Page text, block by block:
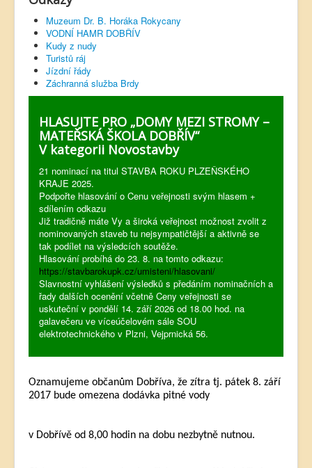
Muzeum Dr. B. Horáka Rokycany
VODNÍ HAMR DOBŘÍV
Kudy z nudy
Turistů ráj
Jízdní řády
Záchranná služba Brdy
HLASUJTE PRO „DOMY MEZI STROMY –
MATEŘSKÁ ŠKOLA DOBŘÍV“
V kategorii Novostavby
21 nominací na titul STAVBA ROKU PLZEŇSKÉHO
KRAJE 2025.
Podpořte hlasování o Cenu veřejnosti svým hlasem +
sdílením odkazu
Již tradičně máte Vy a široká veřejnost možnost zvolit z
nominovaných staveb tu nejsympatičtější a aktivně se
tak podílet na výsledcích soutěže.
Hlasování probíhá do 23. 8. na tomto odkazu:
https://stavbarokupk.cz/umisteni/hlasovani/
Slavnostní vyhlášení výsledků s předáním nominačních a
řady dalších ocenění včetně Ceny veřejnosti se
uskuteční v pondělí 14. září 2026 od 18.00 hod. na
galavečeru ve víceúčelovém sále SOU
elektrotechnického v Plzni, Vejprnická 56.
Oznamujeme občanům Dobříva, že zítra tj. pátek 8. září
2017 bude omezena dodávka pitné vody
v Dobřívě od 8,00 hodin na dobu nezbytně nutnou.